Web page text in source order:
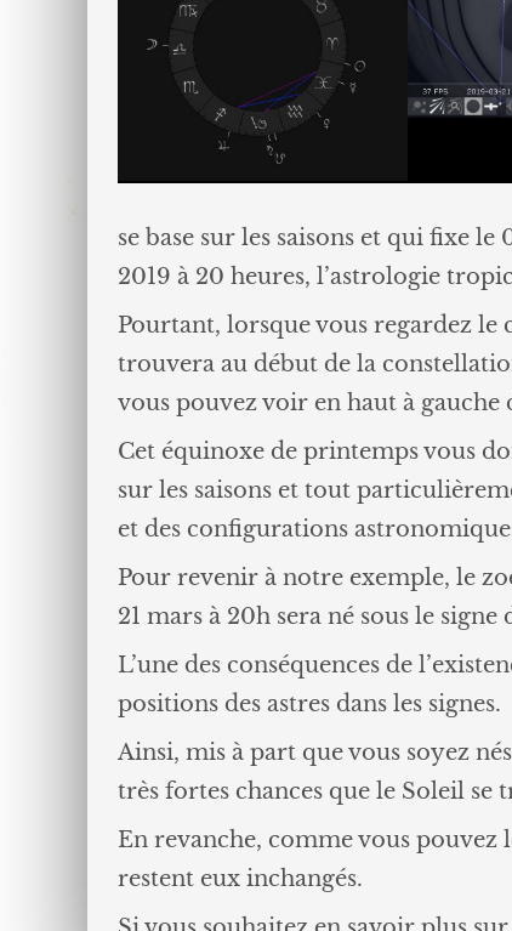
se base sur les saisons et qui fixe
2019 à 20 heures, l’astrologie
Pourtant, lorsque vous regardez le
trouvera au début de la
vous pouvez voir en haut à gauche
Cet équinoxe de printemps vous
sur les saisons et tout
et des configurations
Pour revenir à notre exemple, le
21 mars à 20h sera né sous le
L’une des conséquences de
positions des astres dans les signes.
Ainsi, mis à part que vous soyez
très fortes chances que le Soleil se
En revanche, comme vous pouvez
restent eux inchangés.